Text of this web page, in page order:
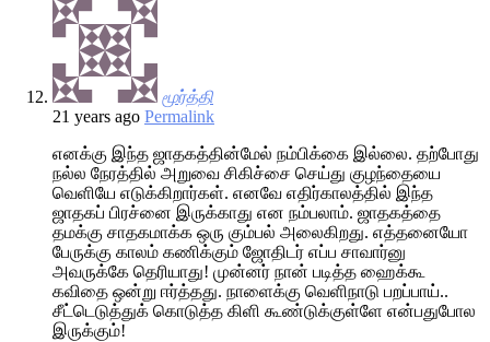
மூர்த்தி
21 years ago Permalink
எனக்கு இந்த ஜாதகத்தின்மேல் நம்பிக்கை இல்லை. தற்போது
நல்ல நேரத்தில் அறுவை சிகிச்சை செய்து குழந்தையை
வெளியே எடுக்கிறார்கள். எனவே எதிர்காலத்தில் இந்த
ஜாதகப் பிரச்னை இருக்காது என நம்பலாம். ஜாதகத்தை
தமக்கு சாதகமாக்க ஒரு கும்பல் அலைகிறது. எத்தனையோ
பேருக்கு காலம் கணிக்கும் ஜோதிடர் எப்ப சாவார்னு
அவருக்கே தெரியாது! முன்னர் நான் படித்த ஹைக்கூ
கவிதை ஒன்று ஈர்த்தது. நாளைக்கு வெளிநாடு பறப்பாய்..
சீட்டெடுத்துக் கொடுத்த கிளி கூண்டுக்குள்ளே என்பதுபோல
இருக்கும்!